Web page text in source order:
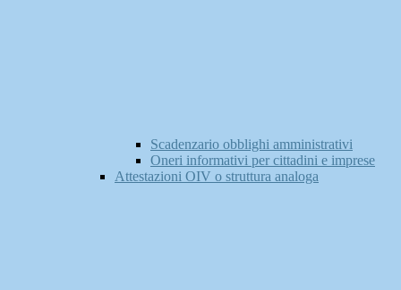
Scadenzario obblighi amministrativi
Oneri informativi per cittadini e imprese
Attestazioni OIV o struttura analoga